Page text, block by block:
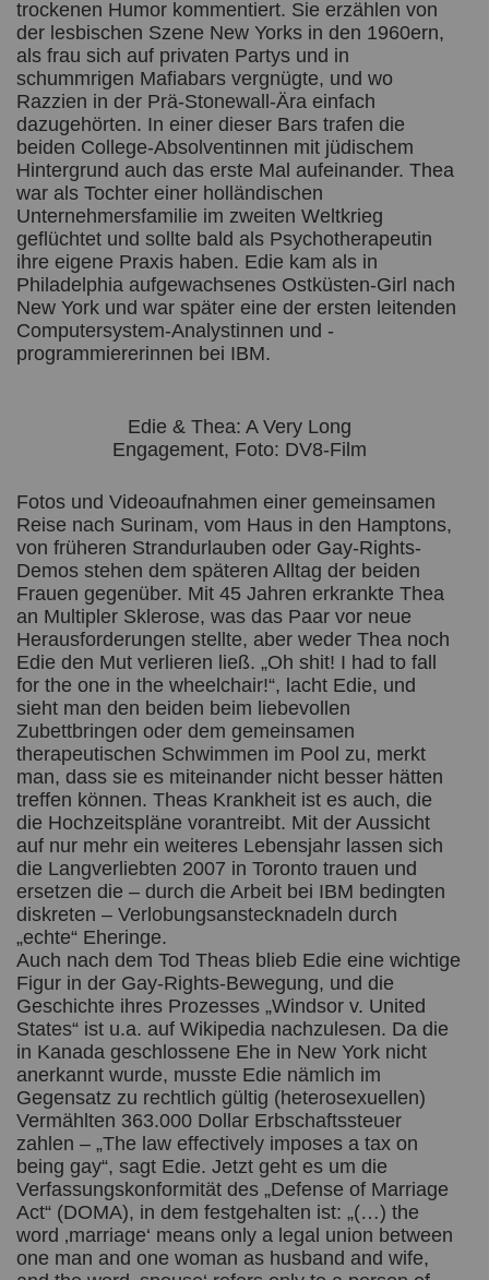
trockenen Humor kommentiert. Sie erzählen von
der lesbischen Szene New Yorks in den 1960ern,
als frau sich auf privaten Partys und in
schummrigen Mafiabars vergnügte, und wo
Razzien in der Prä-Stonewall-Ära einfach
dazugehörten. In einer dieser Bars trafen die
beiden College-Absolventinnen mit jüdischem
Hintergrund auch das erste Mal aufeinander. Thea
war als Tochter einer holländischen
Unternehmersfamilie im zweiten Weltkrieg
geflüchtet und sollte bald als Psychotherapeutin
ihre eigene Praxis haben. Edie kam als in
Philadelphia aufgewachsenes Ostküsten-Girl nach
New York und war später eine der ersten leitenden
Computersystem-Analystinnen und -
programmiererinnen bei IBM.
Edie & Thea: A Very Long
Engagement, Foto: DV8-Film
Fotos und Videoaufnahmen einer gemeinsamen
Reise nach Surinam, vom Haus in den Hamptons,
von früheren Strandurlauben oder Gay-Rights-
Demos stehen dem späteren Alltag der beiden
Frauen gegenüber. Mit 45 Jahren erkrankte Thea
an Multipler Sklerose, was das Paar vor neue
Herausforderungen stellte, aber weder Thea noch
Edie den Mut verlieren ließ. „Oh shit! I had to fall
for the one in the wheelchair!“, lacht Edie, und
sieht man den beiden beim liebevollen
Zubettbringen oder dem gemeinsamen
therapeutischen Schwimmen im Pool zu, merkt
man, dass sie es miteinander nicht besser hätten
treffen können. Theas Krankheit ist es auch, die
die Hochzeitspläne vorantreibt. Mit der Aussicht
auf nur mehr ein weiteres Lebensjahr lassen sich
die Langverliebten 2007 in Toronto trauen und
ersetzen die – durch die Arbeit bei IBM bedingten
diskreten – Verlobungsanstecknadeln durch
„echte“ Eheringe.
Auch nach dem Tod Theas blieb Edie eine wichtige
Figur in der Gay-Rights-Bewegung, und die
Geschichte ihres Prozesses „Windsor v. United
States“ ist u.a. auf Wikipedia nachzulesen. Da die
in Kanada geschlossene Ehe in New York nicht
anerkannt wurde, musste Edie nämlich im
Gegensatz zu rechtlich gültig (heterosexuellen)
Vermählten 363.000 Dollar Erbschaftssteuer
zahlen – „The law effectively imposes a tax on
being gay“, sagt Edie. Jetzt geht es um die
Verfassungskonformität des „Defense of Marriage
Act“ (DOMA), in dem festgehalten ist: „(…) the
word ‚marriage‘ means only a legal union between
one man and one woman as husband and wife,